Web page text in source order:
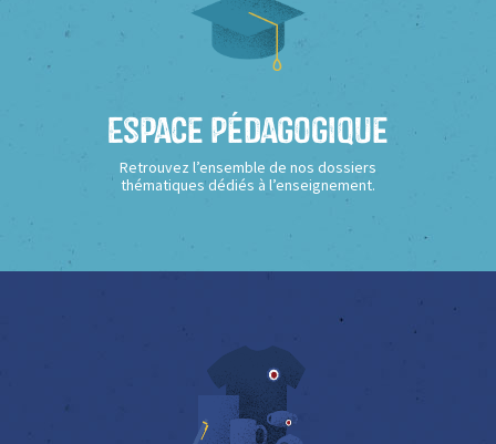
Espace Pédagogique
Retrouvez l’ensemble de nos dossiers
thématiques dédiés à l’enseignement.